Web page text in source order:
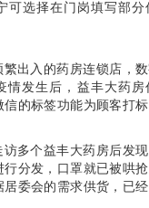
可选择在门岗填写部
繁出入的药房连锁店，
发生后，益丰大药房
信的标签功能为顾客打
多个益丰大药房后发
分发，口罩就已被哄
居委会的需求供货，已